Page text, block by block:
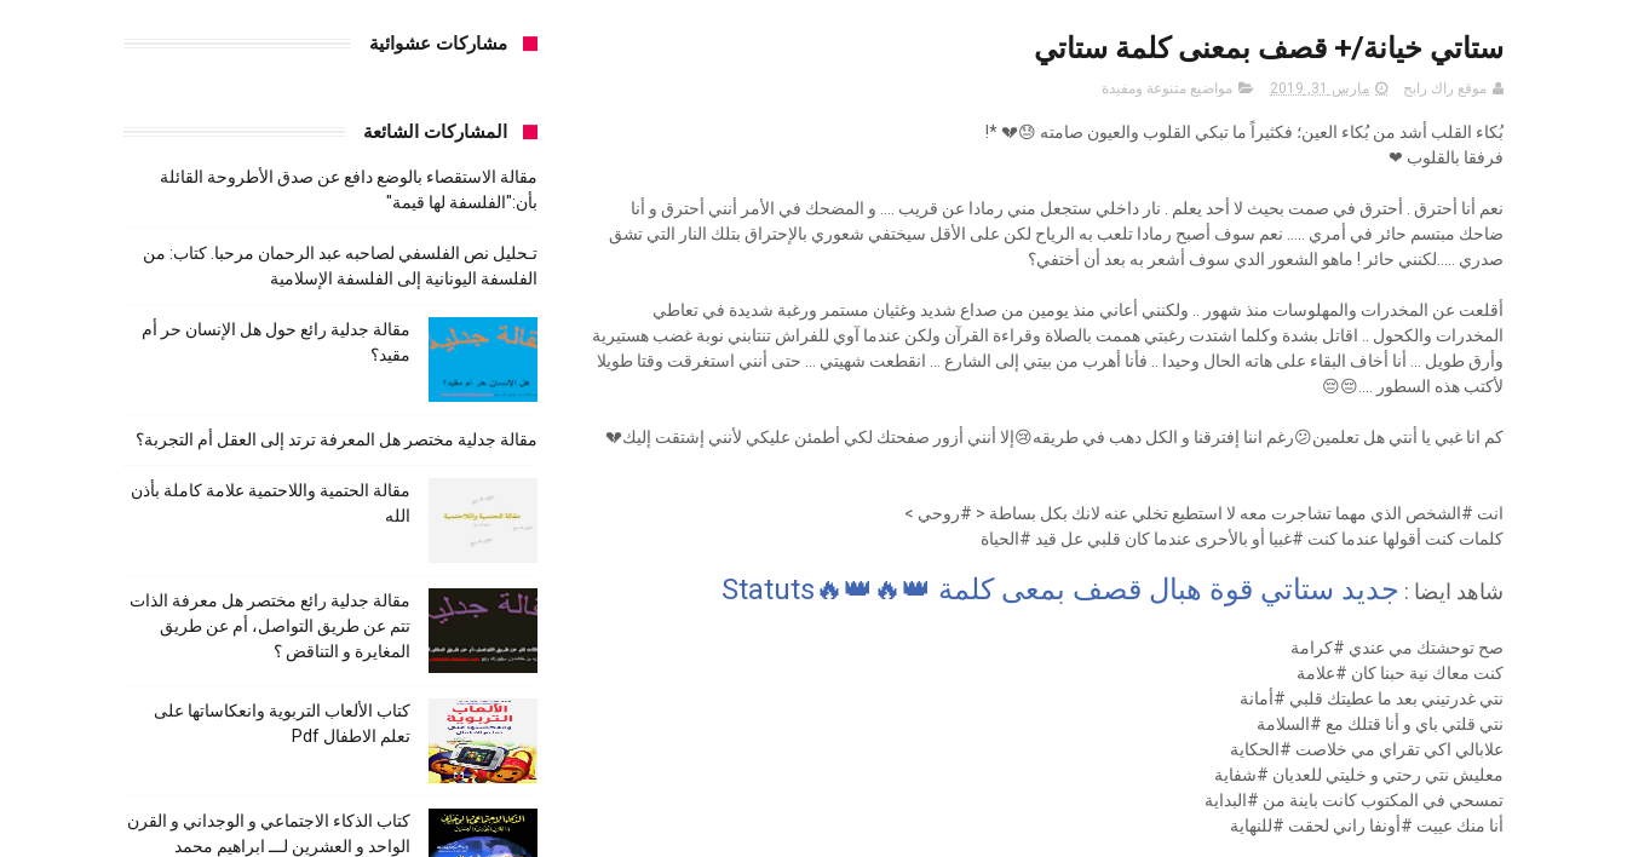
ستاتي خيانة/+ قصف بمعنى كلمة ستاتي
موقع راك رابح مارس 31, 2019 مواضيع متنوعة ومفيدة
بُكاء القلب أشد من بُكاء العين؛ فكثيراً ما تبكي القلوب والعيون صامته 😓💔 *!
فرفقا بالقلوب ❤
نعم أنا أحترق . أحترق في صمت بحيث لا أحد يعلم . نار داخلي ستجعل مني رمادا عن قريب .... و المضحك في الأمر أنني أحترق و أنا
ضاحك مبتسم حائر في أمري ..... نعم سوف أصبح رمادا تلعب به الرياح لكن على الأقل سيختفي شعوري بالإحتراق بتلك النار التي تشق
صدري .....لكنني حائر ! ماهو الشعور الدي سوف أشعر به بعد أن أختفي؟
أقلعت عن المخدرات والمهلوسات منذ شهور .. ولكنني أعاني منذ يومين من صداع شديد وغثيان مستمر ورغبة شديدة في تعاطي
المخدرات والكحول .. اقاتل بشدة وكلما اشتدت رغبتي هممت بالصلاة وقراءة القرآن ولكن عندما آوي للفراش تنتابني نوبة غضب هستيرية
وأرق طويل ... أنا أخاف البقاء على هاته الحال وحيدا .. فأنا أهرب من بيتي إلى الشارع ... انقطعت شهيتي ... حتى أنني استغرقت وقتا طويلا
لأكتب هذه السطور ....😔😔
كم انا غبي يا أنتي هل تعلمين😕رغم اننا إفترقنا و الكل دهب في طريقه😢إلا أنني أزور صفحتك لكي أطمئن عليكي لأنني إشتقت إليك💔
انت #الشخص الذي مهما تشاجرت معه لا استطيع تخلي عنه لانك بكل بساطة < #روحي >
كلمات كنت أقولها عندما كنت #غبيا أو بالأحرى عندما كان قلبي عل قيد #الحياة
شاهد ايضا : جديد ستاتي قوة هبال قصف بمعى كلمة 👑🔥👑🔥Statuts
صح توحشتك مي عندي #كرامة
كنت معاك نية حبنا كان #علامة
نتي غدرتيني بعد ما عطيتك قلبي #أمانة
نتي قلتي باي و أنا قتلك مع #السلامة
علابالي اكي تقراي مي خلاصت #الحكاية
معليش نتي رحتي و خليتي للعديان #شفاية
تمسحي في المكتوب كانت باينة من #البداية
أنا منك عييت #أونفا راني لحقت #للنهاية
مشاركات عشوائية
المشاركات الشائعة
مقالة الاستقصاء بالوضع دافع عن صدق الأطروحة القائلة
بأن:"الفلسفة لها قيمة"
تـحليل نص الفلسفي لصاحبه عبد الرحمان مرحبا. كتاب: من
الفلسفة اليونانية إلى الفلسفة الإسلامية
مقالة جدلية رائع حول هل الإنسان حر أم
مقيد؟
مقالة جدلية مختصر هل المعرفة ترتد إلى العقل أم التجربة؟
مقالة الحتمية واللاحتمية علامة كاملة بأذن
الله
مقالة جدلية رائع مختصر هل معرفة الذات
تتم عن طريق التواصل، أم عن طريق
المغايرة و التناقض ؟
كتاب الألعاب التربوية وانعكاساتها على
تعلم الاطفال Pdf
كتاب الذكاء الاجتماعي و الوجداني و القرن
الواحد و العشرين لـــ ابراهيم محمد